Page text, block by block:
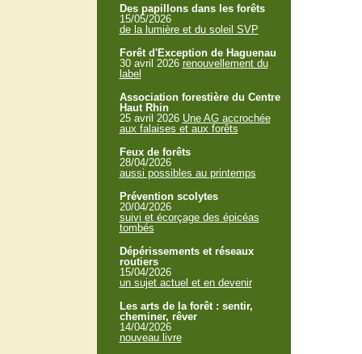
Des papillons dans les forêts
15/05/2026
de la lumière et du soleil SVP
Forêt d'Exception de Haguenau
30 avril 2026 renouvellement du
label
Association forestière du Centre
Haut Rhin
25 avril 2026 Une AG accrochée
aux falaises et aux forêts
Feux de forêts
28/04/2026
aussi possibles au printemps
Prévention scolytes
20/04/2026
suivi et écorçage des épicéas
tombés
Dépérissements et réseaux
routiers
15/04/2026
un sujet actuel et en devenir
Les arts de la forêt : sentir,
cheminer, rêver
14/04/2026
nouveau livre